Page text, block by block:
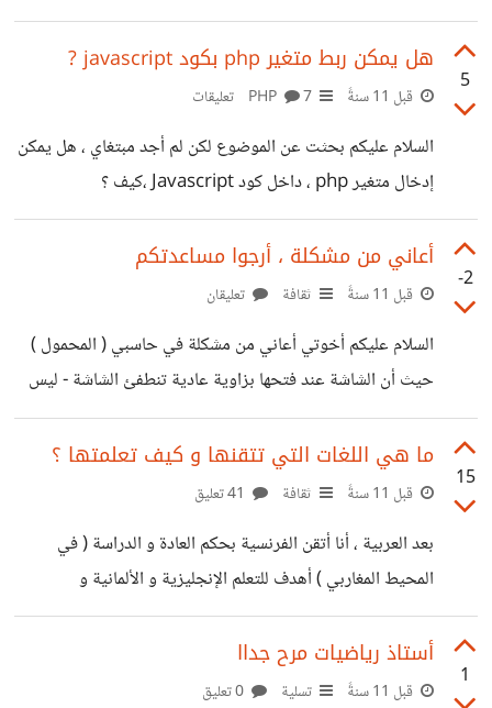
5
هل يمكن ربط متغير php بكود javascript ?
قبل 11 سنةً 7 تعليقات
السلام عليكم بحثت عن الموضوع لكن لم أجد مبتغاي ، هل يمكن
إدخال متغير php ، داخل كود Javascript ،كيف ؟
-2
أعاني من مشكلة ، أرجوا مساعدتكم
قبل 11 سنةً ثقافة تعليقان
السلام عليكم أخوتي أعاني من مشكلة في حاسبي ( المحمول )
حيث أن الشاشة عند فتحها بزاوية عادية تنطفئ الشاشة - ليس
الجهاز الشاشة فقط - حيث يجب علي وضع الجهاز في زاوية أقل
و هو أمر جد صعب قبل الذهاب لمختص أرجو معرفة الخلل و ما
هي حلوله شكرا لكم
15
ما هي اللغات التي تتقنها و كيف تعلمتها ؟
قبل 11 سنةً ثقافة
بعد العربية ، أنا أتقن الفرنسية بحكم العادة و الدراسة ( في
المحيط المغاربي ) أهدف للتعلم الإنجليزية و الألمانية و
الأمازيغية و أنت ؟؟
1
أستاذ رياضيات مرح جداا
قبل 11 سنةً تسلية